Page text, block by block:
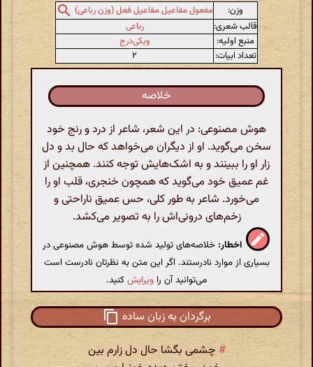
وزن:
مفعول مفاعیل مفاعیل فعل (وزن رباعی)
قالب شعری:
رباعی
منبع اولیه:
ویکی‌درج
تعداد ابیات:
۲
خلاصه
هوش مصنوعی: در این شعر، شاعر از درد و رنج خود
سخن می‌گوید. او از دیگران می‌خواهد که حال بد و دل
زار او را ببینند و به اشک‌هایش توجه کنند. همچنین از
غم عمیق خود می‌گوید که همچون خنجری، قلب او را
می‌خورد. شاعر به طور کلی، حس عمیق ناراحتی و
زخم‌های درونی‌اش را به تصویر می‌کشد.
اخطار: خلاصه‌های تولید شده توسط هوش مصنوعی در
بسیاری از موارد نادرستند. اگر این متن به نظرتان نادرست است
می‌توانید آن را ویرایشکنید.
برگردان به زبان ساده
# چشمی بگشا حال دل زارم بین